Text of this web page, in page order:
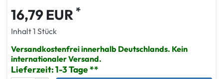
16,79 EUR *
Inhalt1 Stück
Versandkostenfrei innerhalb Deutschlands. Kein
internationaler Versand.
Lieferzeit: 1-3 Tage